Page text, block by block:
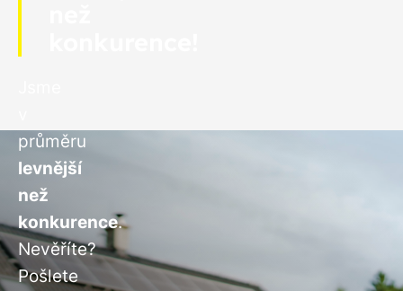
průměru
levnější
než
konkurence.
Nevěříte?
Pošlete